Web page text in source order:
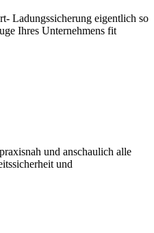
Ladungssicherung eigentlich so
Ihres Unternehmens fit
und anschaulich alle
und